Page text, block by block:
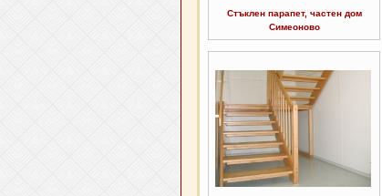
Стъклен парапет, частен дом
Симеоново